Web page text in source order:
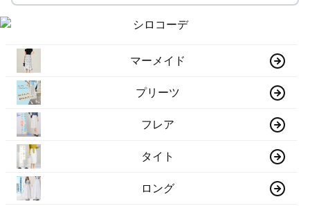
マーメイド
プリーツ
フレア
タイト
ロング